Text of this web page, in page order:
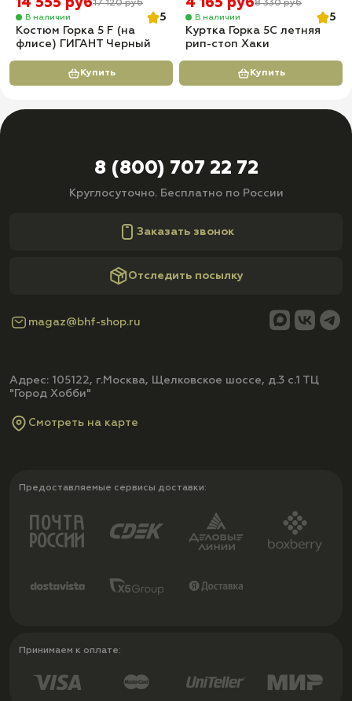
14 555 руб17 120 руб
В наличии
5
Костюм Горка 5 F (на
флисе) ГИГАНТ Черный
Купить
4 165 руб8 330 руб
В наличии
5
Куртка Горка 5С летняя
рип-стоп Хаки
Купить
8 (800) 707 22 72
Круглосуточно. Бесплатно по России
Заказать звонок
Отследить посылку
magaz@bhf-shop.ru
Адрес: 105122, г.Москва, Щелковское шоссе, д.3 с.1 ТЦ
"Город Хобби"
Смотреть на карте
Предоставляемые сервисы доставки:
Принимаем к оплате: